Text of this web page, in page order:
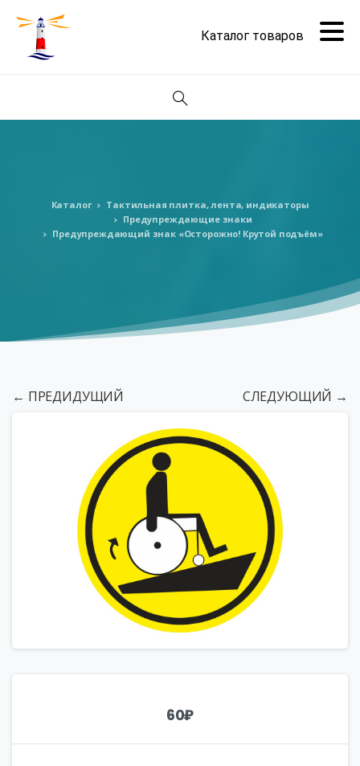
Поиск
Каталог
Тактильная плитка, лента, индикаторы
Предупреждающие знаки
Предупреждающий знак «Осторожно! Крутой подъём»
← ПРЕДИДУЩИЙ СЛЕДУЮЩИЙ →
60₽